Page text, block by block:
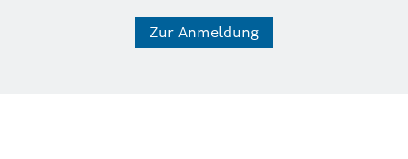
Zur Anmeldung